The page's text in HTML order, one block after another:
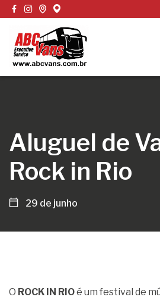
Aluguel de
Rock in Rio
29 de junho
O ROCK IN RIOé um festival de